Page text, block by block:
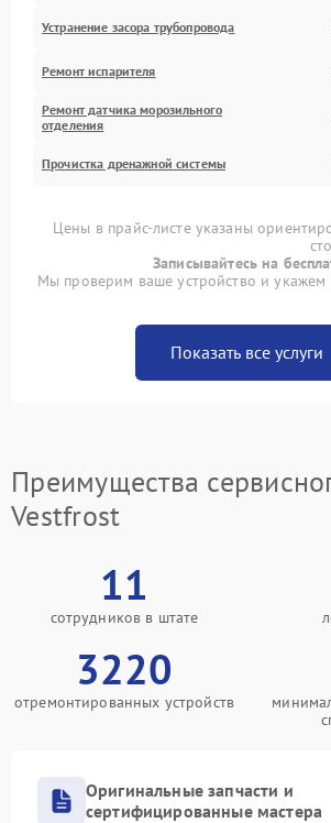
Устранение засора трубопровода
Ремонт испарителя
Ремонт датчика морозильного
отделения
Прочистка дренажной системы
Цены в прайс-листе указаны
Записывайтесь на
Мы проверим ваше устройство и укажем
Показать все услуги
Преимущества
Vestfrost
11
сотрудников в штате
3220
отремонтированных устройств
Оригинальные запчасти и
сертифицированные мастера